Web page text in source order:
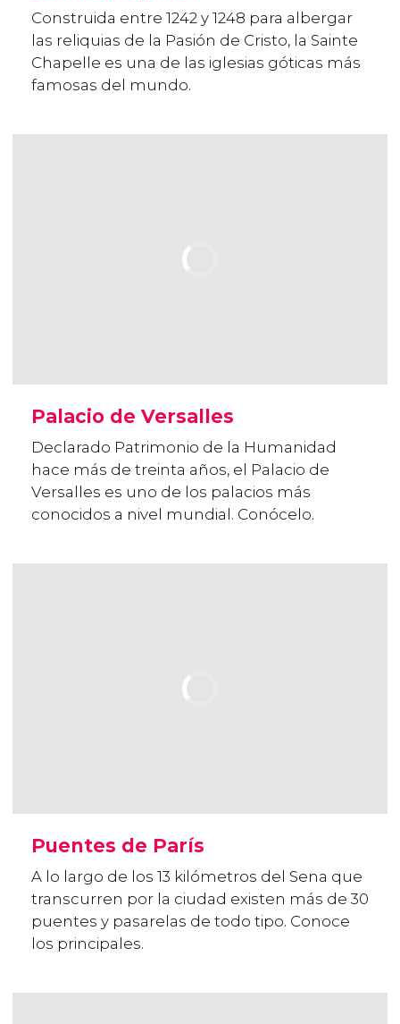
Construida entre 1242 y 1248 para albergar
las reliquias de la Pasión de Cristo, la Sainte
Chapelle es una de las iglesias góticas más
famosas del mundo.
Palacio de Versalles
Declarado Patrimonio de la Humanidad
hace más de treinta años, el Palacio de
Versalles es uno de los palacios más
conocidos a nivel mundial. Conócelo.
Puentes de París
A lo largo de los 13 kilómetros del Sena que
transcurren por la ciudad existen más de 30
puentes y pasarelas de todo tipo. Conoce
los principales.